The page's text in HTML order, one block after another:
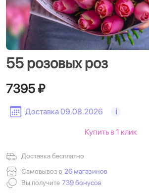
55 розовых роз
Доставка 09.08.2026 i
7395 ₽
Доставка бесплатно
Самовывоз в 26 магазинов
Вы получите 739 бонусов
Купить в 1 клик